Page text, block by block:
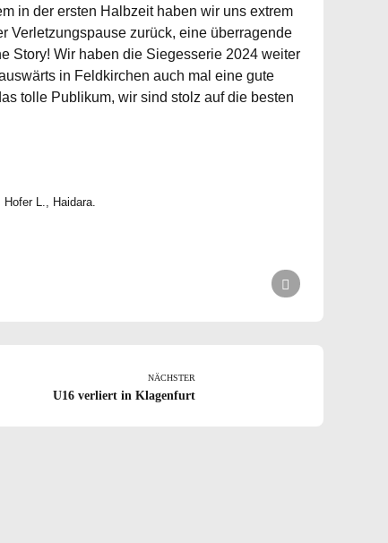
in der ersten Halbzeit haben wir uns extrem
Verletzungspause zurück, eine überragende
Story! Wir haben die Siegesserie 2024 weiter
in Feldkirchen auch mal eine gute
tolle Publikum, wir sind stolz auf die besten
L., Haidara.
NÄCHSTER
U16 verliert in Klagenfurt